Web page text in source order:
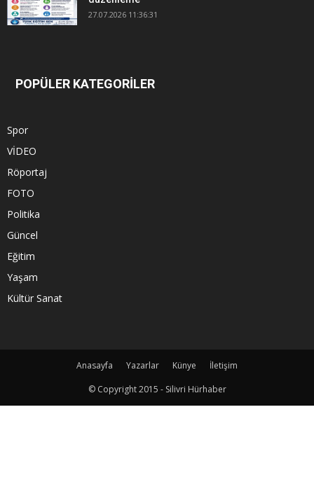
27.07.2026 11:36:31
POPÜLER KATEGORİLER
Spor
VİDEO
Röportaj
FOTO
Politika
Güncel
Eğitim
Yaşam
Kültür Sanat
Anasayfa Yazarlar Künye
İletişim
© Copyright 2015 - Silivri Hürhaber